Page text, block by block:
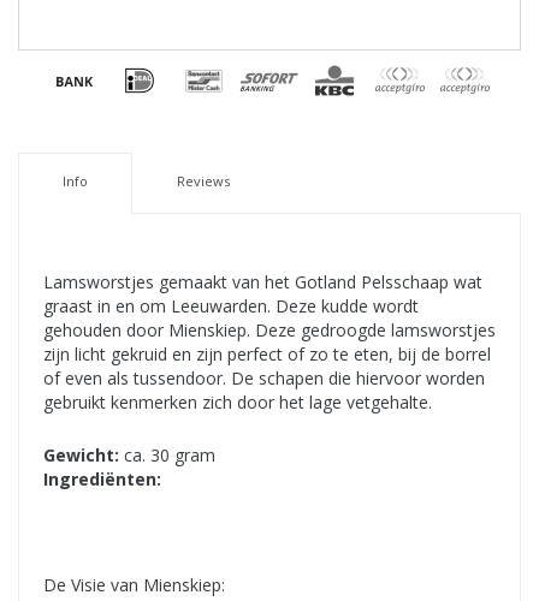
Info Reviews
Lamsworstjes gemaakt van het Gotland Pelsschaap wat
graast in en om Leeuwarden. Deze kudde wordt
gehouden door Mienskiep. Deze gedroogde lamsworstjes
zijn licht gekruid en zijn perfect of zo te eten, bij de borrel
of even als tussendoor. De schapen die hiervoor worden
gebruikt kenmerken zich door het lage vetgehalte.
Gewicht: ca. 30 gram
Ingrediënten:
De Visie van Mienskiep: